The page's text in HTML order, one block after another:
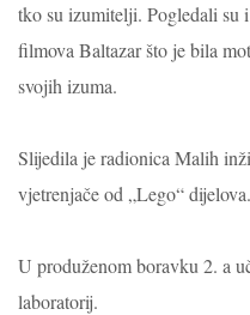
tko su izumitelji. Pogledali su
filmova Baltazar što je bila
svojih izuma.
Slijedila je radionica Malih
vjetrenjače od „Lego“ dijelova.
U produženom boravku 2. a
laboratorij.